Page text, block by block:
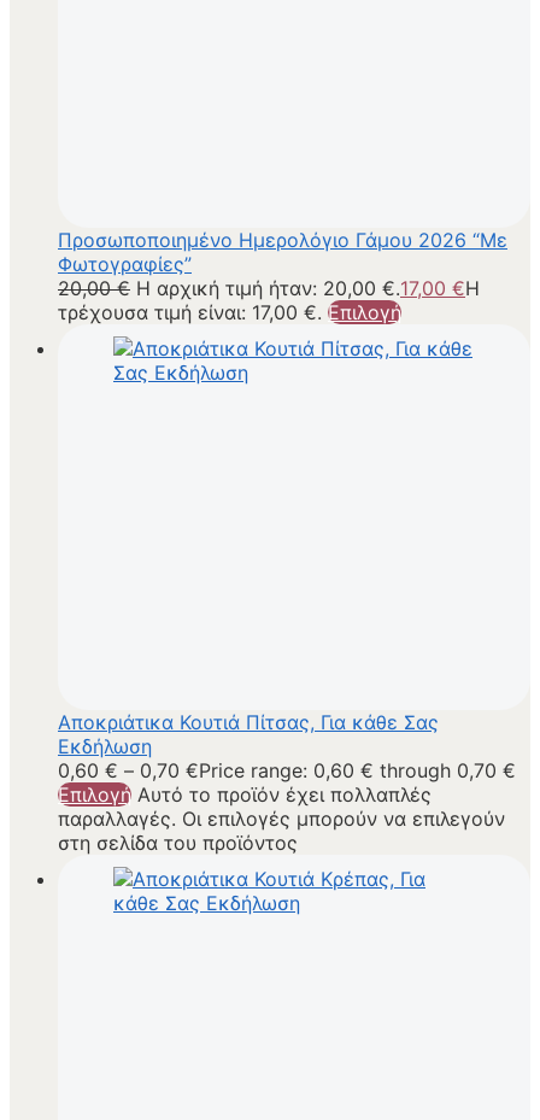
Προσωποποιημένο Ημερολόγιο Γάμου 2026 “Με
Φωτογραφίες”
20,00€ Η αρχική τιμή ήταν: 20,00 €.17,00 €Η
τρέχουσα τιμή είναι: 17,00 €. Επιλογή
Αποκριάτικα Κουτιά Πίτσας, Για κάθε Σας
Εκδήλωση
0,60 € – 0,70 €Price range: 0,60 € through 0,70 €
Επιλογή Αυτό το προϊόν έχει πολλαπλές
παραλλαγές. Οι επιλογές μπορούν να επιλεγούν
στη σελίδα του προϊόντος